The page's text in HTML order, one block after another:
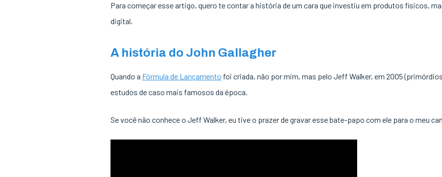
Para começar esse artigo, quero te contar a história de um cara que investiu em produtos físicos,
digital.
A história do John Gallagher
Quando a Fórmula de Lançamento foi criada, não por mim, mas pelo Jeff Walker, em 2005
estudos de caso mais famosos da época.
Se você não conhece o Jeff Walker, eu tive o prazer de gravar esse bate-papo com ele para o meu